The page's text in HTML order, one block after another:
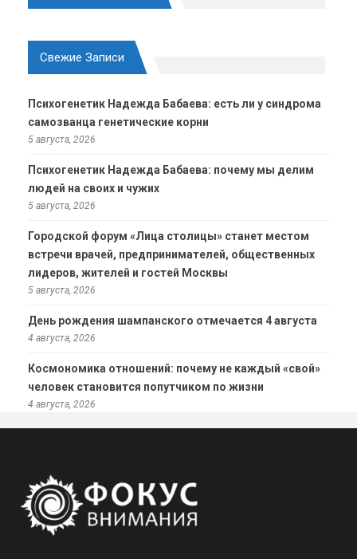
Свежие Записи
Психогенетик Надежда Бабаева: есть ли у синдрома
самозванца генетические корни
5 августа, 2026
Психогенетик Надежда Бабаева: почему мы делим
людей на своих и чужих
5 августа, 2026
Городской форум «Лица столицы» станет местом
встречи врачей, предпринимателей, общественных
лидеров, жителей и гостей Москвы
5 августа, 2026
День рождения шампанского отмечается 4 августа
4 августа, 2026
Космономика отношений: почему не каждый «свой»
человек становится попутчиком по жизни
4 августа, 2026